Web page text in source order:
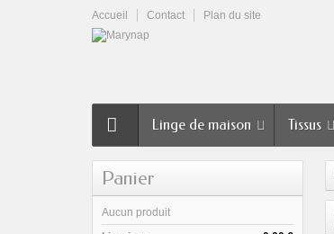
Accueil Contact Plan du site
Linge de maison Tissus
Panier
Aucun produit